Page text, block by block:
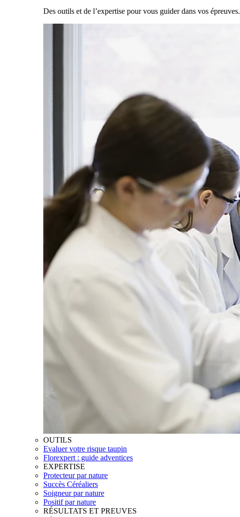
Des outils et de l’expertise pour vous guider dans vos épreuves.
OUTILS
Evaluer votre risque taupin
Florexpert : guide adventices
EXPERTISE
Protecteur par nature
Succès Céréaliers
Soigneur par nature
Positif par nature
RÉSULTATS ET PREUVES